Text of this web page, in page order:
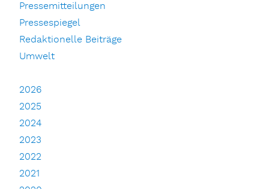
Pressemitteilungen
Pressespiegel
Redaktionelle Beiträge
Umwelt
2026
2025
2024
2023
2022
2021